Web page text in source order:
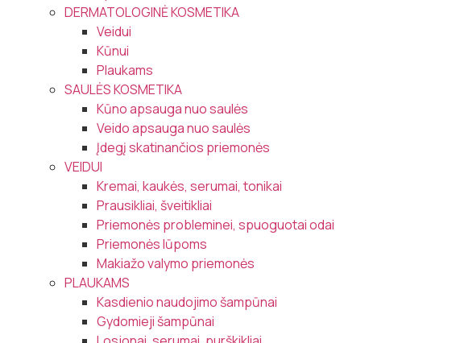
DERMATOLOGINĖ KOSMETIKA
Veidui
Kūnui
Plaukams
SAULĖS KOSMETIKA
Kūno apsauga nuo saulės
Veido apsauga nuo saulės
Įdegį skatinančios priemonės
VEIDUI
Kremai, kaukės, serumai, tonikai
Prausikliai, šveitikliai
Priemonės probleminei, spuoguotai odai
Priemonės lūpoms
Makiažo valymo priemonės
PLAUKAMS
Kasdienio naudojimo šampūnai
Gydomieji šampūnai